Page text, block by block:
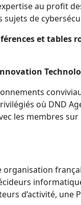
au profit
sujets de
et tables
où DND
les membres
organisation
d’activité, une